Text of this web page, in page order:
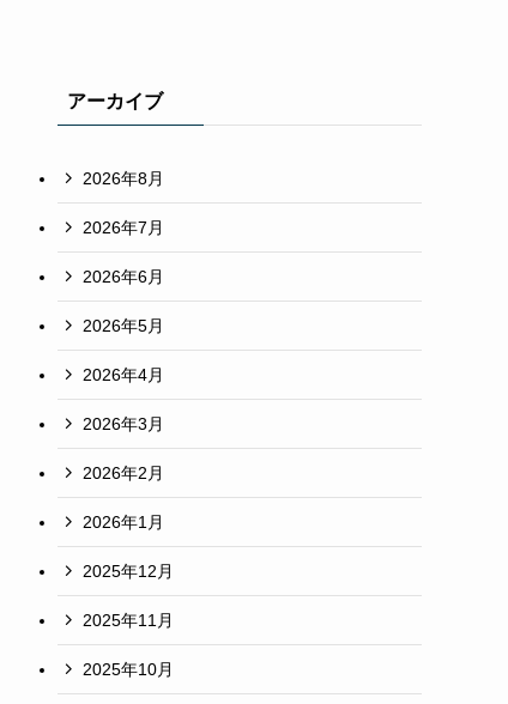
アーカイブ
2026年8月
2026年7月
2026年6月
2026年5月
2026年4月
2026年3月
2026年2月
2026年1月
2025年12月
2025年11月
2025年10月